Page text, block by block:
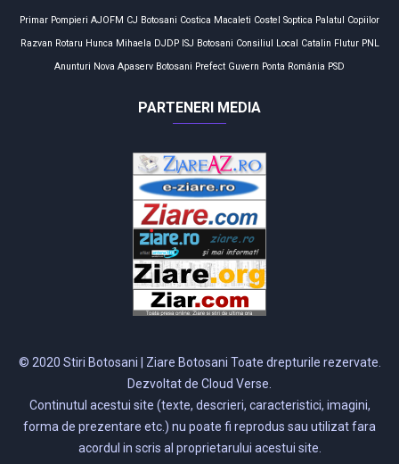
Primar Pompieri AJOFM CJ Botosani Costica Macaleti Costel Soptica Palatul Copiilor
Razvan Rotaru Hunca Mihaela DJDP ISJ Botosani Consiliul Local Catalin Flutur PNL
Anunturi Nova Apaserv Botosani Prefect Guvern Ponta România PSD
PARTENERI MEDIA
© 2020 Stiri Botosani | Ziare Botosani Toate drepturile rezervate.
Dezvoltat de Cloud Verse.
Continutul acestui site (texte, descrieri, caracteristici, imagini,
forma de prezentare etc.) nu poate fi reprodus sau utilizat fara
acordul in scris al proprietarului acestui site.